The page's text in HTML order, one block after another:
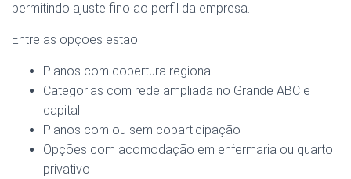
permitindo ajuste fino ao perfil da empresa.
Entre as opções estão:
Planos com cobertura regional
Categorias com rede ampliada no Grande ABC e
capital
Planos com ou sem coparticipação
Opções com acomodação em enfermaria ou quarto
privativo